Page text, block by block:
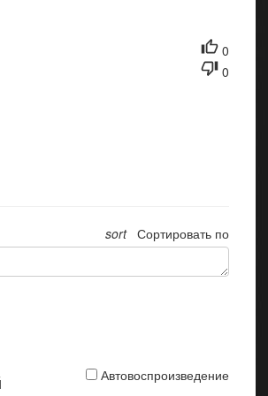
0
0
sortСортировать по
Автовоспроизведение